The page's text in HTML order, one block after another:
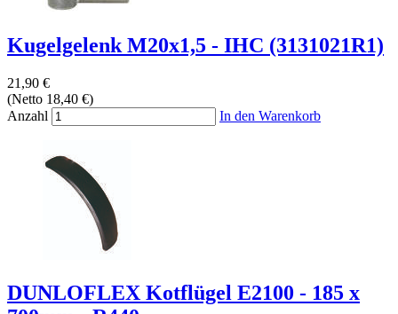
Kugelgelenk M20x1,5 - IHC (3131021R1)
21,90 €
(Netto 18,40 €)
Anzahl
In den Warenkorb
DUNLOFLEX Kotflügel E2100 - 185 x